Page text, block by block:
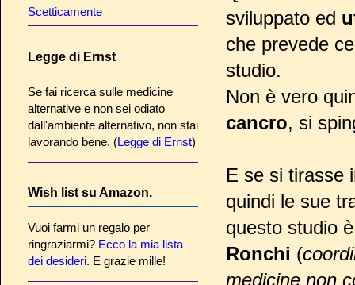
sviluppato ed
che prevede
studio.
Non è vero
cancro, si
E se si tirasse
quindi le sue
questo studio
Ronchi (
medicine non
Scetticamente
Legge di Ernst
Se fai ricerca sulle medicine
alternative e non sei odiato
dall'ambiente alternativo, non stai
lavorando bene. (Legge di Ernst)
Wish list su Amazon.
Vuoi farmi un regalo per
ringraziarmi? Ecco la mia lista
dei desideri. E grazie mille!